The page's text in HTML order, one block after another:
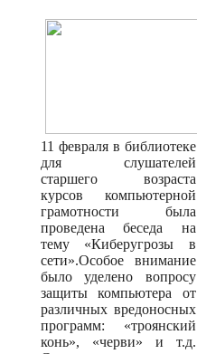
11 февраля в библиотеке
для слушателей
старшего возраста
курсов компьютерной
грамотности была
проведена беседа на
тему «Киберугрозы в
сети».Особое внимание
было уделено вопросу
защиты компьютера от
различных вредоносных
программ: «троянский
конь», «черви» и т.д.